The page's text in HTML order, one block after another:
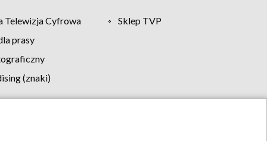
Telewizja Cyfrowa
Sklep TVP
prasy
(znaki)